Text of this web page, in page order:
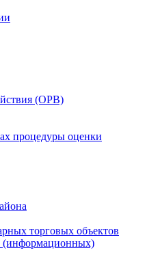
(ОРВ)
процедуры оценки
торговых объектов
(информационных)